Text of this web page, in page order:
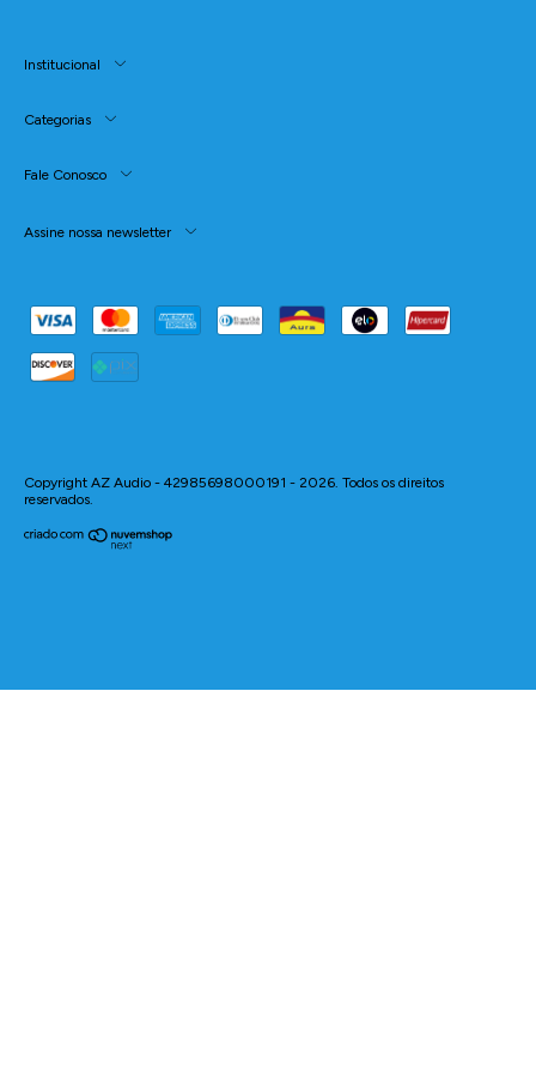
Institucional
Categorias
Fale Conosco
Assine nossa newsletter
Copyright AZ Audio - 42985698000191 - 2026. Todos os direitos
reservados.